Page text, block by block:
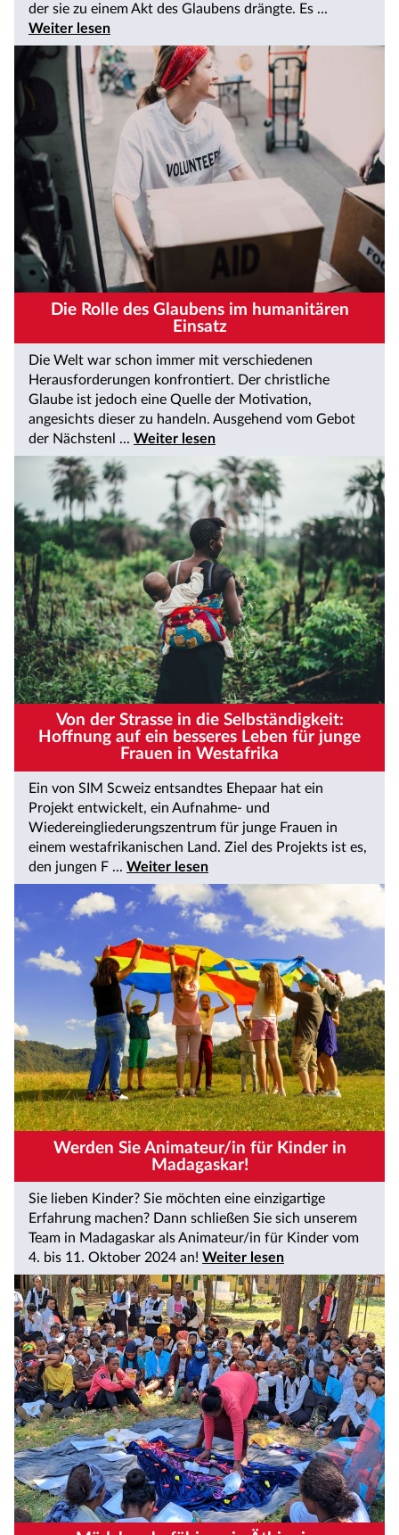
der sie zu einem Akt des Glaubens drängte. Es ...
Weiter lesen
Die Rolle des Glaubens im humanitären
Einsatz
Die Welt war schon immer mit verschiedenen
Herausforderungen konfrontiert. Der christliche
Glaube ist jedoch eine Quelle der Motivation,
angesichts dieser zu handeln. Ausgehend vom Gebot
der Nächstenl ... Weiter lesen
Von der Strasse in die Selbständigkeit:
Hoffnung auf ein besseres Leben für junge
Frauen in Westafrika
Ein von SIM Scweiz entsandtes Ehepaar hat ein
Projekt entwickelt, ein Aufnahme- und
Wiedereingliederungszentrum für junge Frauen in
einem westafrikanischen Land. Ziel des Projekts ist es,
den jungen F ... Weiter lesen
Werden Sie Animateur/in für Kinder in
Madagaskar!
Sie lieben Kinder? Sie möchten eine einzigartige
Erfahrung machen? Dann schließen Sie sich unserem
Team in Madagaskar als Animateur/in für Kinder vom
4. bis 11. Oktober 2024 an! Weiter lesen